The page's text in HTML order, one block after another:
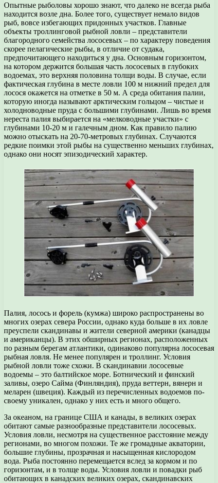
Опытные рыболовы хорошо знают, что далеко не всегда рыба
находится возле дна. Более того, существует немало видов
рыб, вовсе избегающих придонных участков. Главные
объекты троллинговой рыбной ловли – представители
благородного семейства лососевых – по характеру поведения
скорее пелагические рыбы, в отличие от судака,
предпочитающего находиться у дна. Основным горизонтом,
на котором держится большая часть лососевых в глубоких
водоемах, это верхняя половина толщи воды. В случае, если
фактическая глубина в месте ловли 100 м нижний предел для
лосося окажется на отметке в 50 м. А среда обитания палии,
которую иногда называют арктическим гольцом – чистые и
холодноводные пруда с большими глубинами. Лишь во время
нереста палия выбирается на «мелководные участки» с
глубинами 10-20 м и галечным дном. Как правило палию
можно отыскать на 20-70-метровых глубинах. Случаются
редкие поимки этой рыбы на существенно меньших глубинах,
однако они носят эпизодический характер.
Палия, лосось и форель (кумжа) широко распространены во
многих озерах севера России, однако куда больше в их ловле
преуспели скандинавы и жители северной америки (канадцы
и американцы). В этих обширных регионах, расположенных
по разным берегам атлантики, одинаково популярна лососевая
рыбная ловля. Не менее популярен и троллинг. Условия
рыбной ловли тоже схожи. В скандинавии лососевые
водоемы – это балтийское море. Ботнический и финский
заливы, озеро Сайма (Финляндия), пруда веттерн, вянерн и
меларен (швеция). Каждый из перечисленных водоемов по-
своему уникален, однако у них есть и много общего.
За океаном, на границе США и канады, в великих озерах
обитают самые разнообразные представители лососевых.
Условия ловли, несмотря на существенное расстояние между
регионами, во многом похожи. Те же громадные акватории,
большие глубины, прозрачная и насыщенная кислородом
вода. Рыба постоянно перемещается вслед за кормом и по
горизонтам, и в толще воды. Условия ловли и повадки рыб
обитающих в канадских великих озерах, скандинавских